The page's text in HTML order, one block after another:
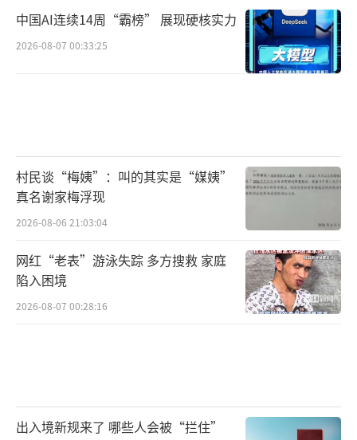
中国AI连续14周“霸榜” 展现硬核实力
2026-08-07 00:33:25
村民谈“梅姨”：叫的其实是“媒姨”
真名谢家梅浮现
2026-08-06 21:03:04
网红“老表”游泳失踪 多方搜救 家庭
陷入困境
2026-08-07 00:28:16
出入境新规来了 哪些人会被“拦住”